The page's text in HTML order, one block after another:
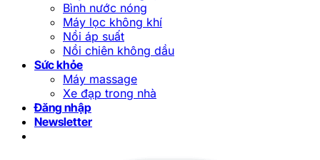
Bình nước nóng
Máy lọc không khí
Nồi áp suất
Nồi chiên không dầu
Sức khỏe
Máy massage
Xe đạp trong nhà
Đăng nhập
Newsletter